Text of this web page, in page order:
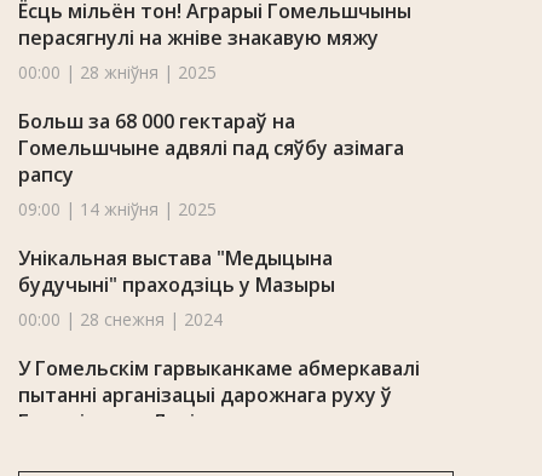
Ёсць мільён тон! Аграрыі Гомельшчыны
перасягнулі на жніве знакавую мяжу
00:00 | 28 жніўня | 2025
Больш за 68 000 гектараў на
Гомельшчыне адвялі пад сяўбу азімага
рапсу
09:00 | 14 жніўня | 2025
Унікальная выстава "Медыцына
будучыні" праходзіць у Мазыры
00:00 | 28 снежня | 2024
У Гомельскім гарвыканкаме абмеркавалі
пытанні арганізацыі дарожнага руху ў
Гомелі на пл. Леніна